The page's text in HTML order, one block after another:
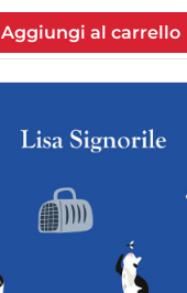
Aggiungi al carrello